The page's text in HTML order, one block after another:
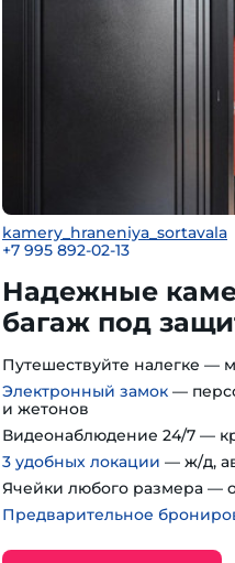
kamery_hraneniya_sortavala
+7 995 892-02-13
Надежные
багаж под
Путешествуйте налегке —
Электронный замок —
и жетонов
Видеонаблюдение 24/7 —
3 удобных локации — ж/д,
Ячейки любого размера —
Предварительное